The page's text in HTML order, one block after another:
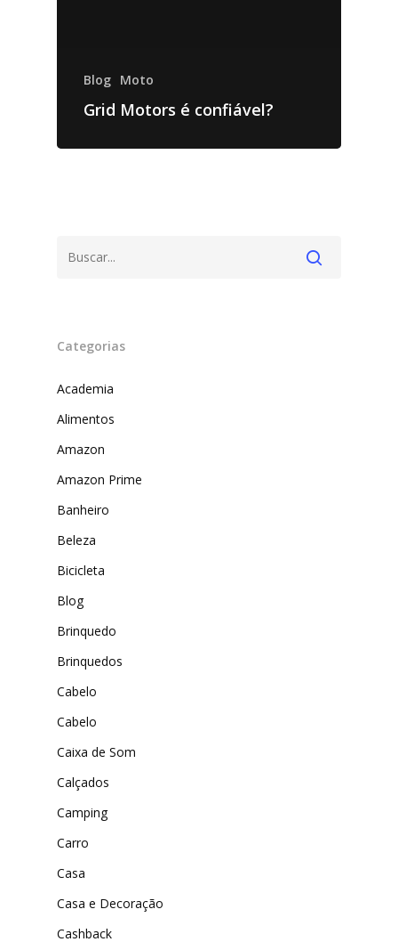
Blog Moto
Grid Motors é confiável?
Categorias
Academia
Alimentos
Amazon
Amazon Prime
Banheiro
Beleza
Bicicleta
Blog
Brinquedo
Brinquedos
Cabelo
Cabelo
Caixa de Som
Calçados
Camping
Carro
Casa
Casa e Decoração
Cashback